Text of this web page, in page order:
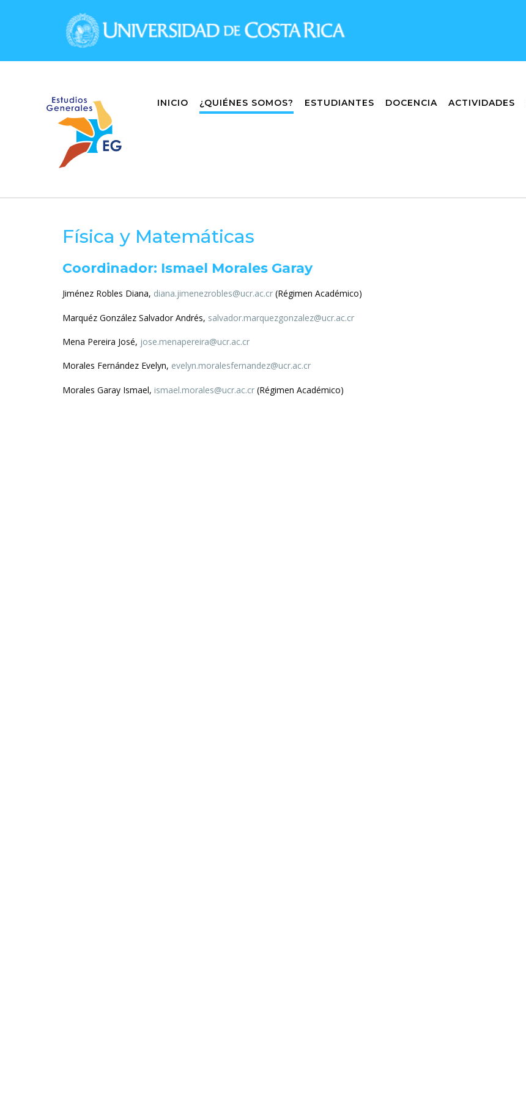
INICIO ¿QUIÉNES SOMOS? ESTUDIANTES DOCENCIA ACTIVIDADES
Física y Matemáticas
Coordinador: Ismael Morales Garay
Jiménez Robles Diana, diana.jimenezrobles@ucr.ac.cr (Régimen Académico)
Marquéz González Salvador Andrés, salvador.marquezgonzalez@ucr.ac.cr
Mena Pereira José, jose.menapereira@ucr.ac.cr
Morales Fernández Evelyn, evelyn.moralesfernandez@ucr.ac.cr
Morales Garay Ismael, ismael.morales@ucr.ac.cr (Régimen Académico)